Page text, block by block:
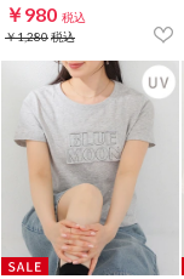
￥980 税込
￥1,280税込